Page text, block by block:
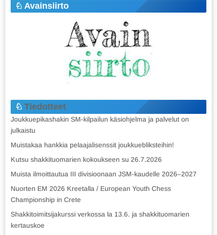
Avainsiirto
Tiedotteet
Joukkuepikashakin SM-kilpailun käsiohjelma ja palvelut on
julkaistu
Muistakaa hankkia pelaajalisenssit joukkuebliksteihin!
Kutsu shakkituomarien kokoukseen su 26.7.2026
Muista ilmoittautua III divisioonaan JSM-kaudelle 2026–2027
Nuorten EM 2026 Kreetalla / European Youth Chess
Championship in Crete
Shakkitoimitsijakurssi verkossa la 13.6. ja shakkituomarien
kertauskoe